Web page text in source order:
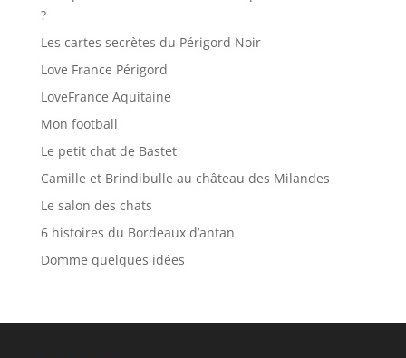
?
Les cartes secrètes du Périgord Noir
Love France Périgord
LoveFrance Aquitaine
Mon football
Le petit chat de Bastet
Camille et Brindibulle au château des Milandes
Le salon des chats
6 histoires du Bordeaux d’antan
Domme quelques idées